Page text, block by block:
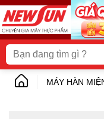
Skip
to
content
Tìm
kiếm:
MÁY HÀN